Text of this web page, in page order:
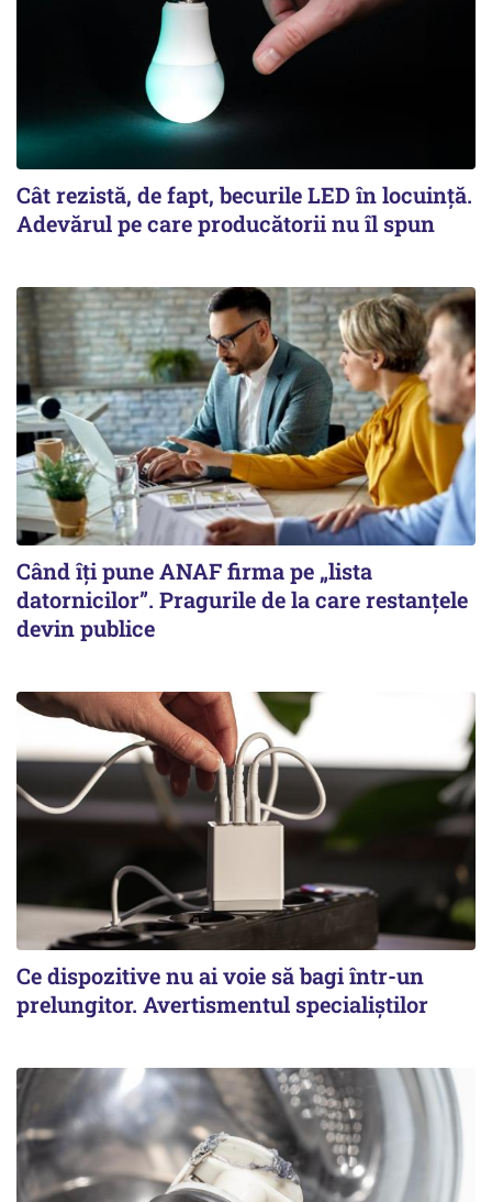
Cât rezistă, de fapt, becurile LED în locuință.
Adevărul pe care producătorii nu îl spun
Când îți pune ANAF firma pe „lista
datornicilor”. Pragurile de la care restanțele
devin publice
Ce dispozitive nu ai voie să bagi într-un
prelungitor. Avertismentul specialiștilor